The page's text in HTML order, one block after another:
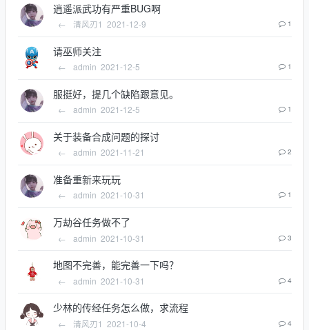
逍遥派武功有严重BUG啊
← 清风刃1 2021-12-9 1
请巫师关注
← admin 2021-12-5 1
服挺好，提几个缺陷跟意见。
← admin 2021-12-5 1
关于装备合成问题的探讨
← admin 2021-11-21 2
准备重新来玩玩
← admin 2021-10-31 1
万劫谷任务做不了
← admin 2021-10-31 3
地图不完善，能完善一下吗？
← admin 2021-10-31 4
少林的传经任务怎么做，求流程
← 清风刃1 2021-10-4 4